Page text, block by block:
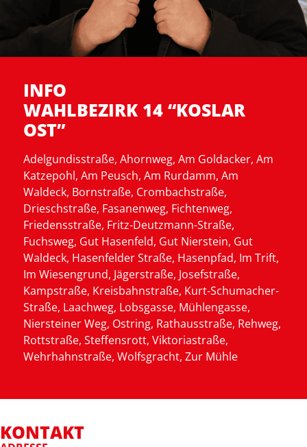
INFO
WAHLBEZIRK 14 “KOSLAR
OST”
Adelgundisstraße, Ahornweg, Am Goldacker, Am
Katzepohl, Am Peusch, Am Rurdamm, Am
Waldeck, Bornstraße, Crombachstraße,
Drieschstraße, Fasanenweg, Fichtenweg,
Friedensstraße, Fritz-Deutzmann-Straße,
Fuchsweg, Gut Hasenfeld, Gut Nierstein, Gut
Waldeck, Hasenfelder Straße, Hasenpfad, Im Trift,
Im Wiesengrund, Jägerstraße, Josefstraße,
Kampstraße, Kreisbahnstraße, Kurt-Schumacher-
Straße, Laachweg, Lobsgasse, Mühlengasse,
Niersteiner Weg, Ostring, Rathausstraße, Rehweg,
Rottstraße, Steffensrott, Viktoriastraße,
Wehrhahnstraße, Wolfsgracht, Zur Mühle
KONTAKT